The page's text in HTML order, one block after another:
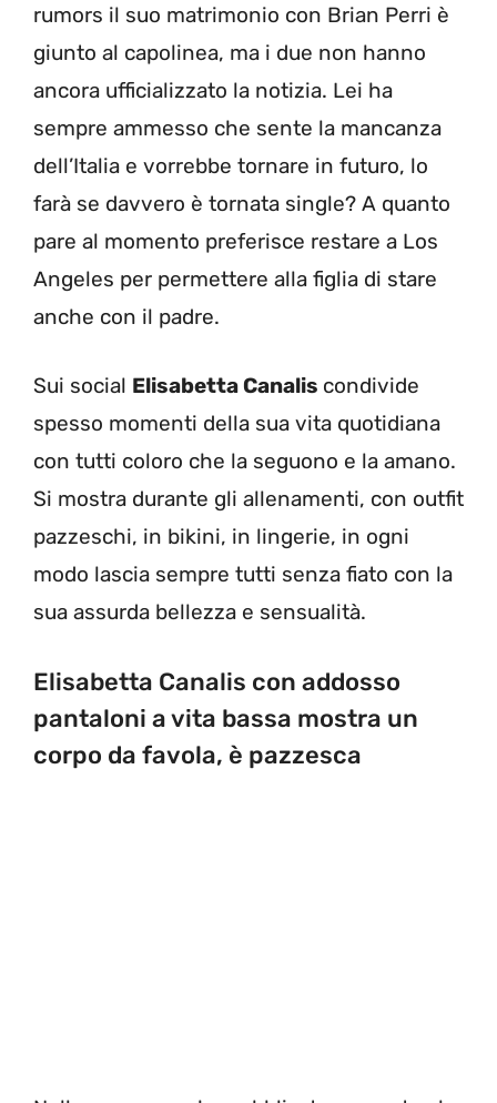
rumors il suo matrimonio con Brian Perri è
giunto al capolinea, ma i due non hanno
ancora ufficializzato la notizia. Lei ha
sempre ammesso che sente la mancanza
dell’Italia e vorrebbe tornare in futuro, lo
farà se davvero è tornata single? A quanto
pare al momento preferisce restare a Los
Angeles per permettere alla figlia di stare
anche con il padre.
Sui social Elisabetta Canalis condivide
spesso momenti della sua vita quotidiana
con tutti coloro che la seguono e la amano.
Si mostra durante gli allenamenti, con outfit
pazzeschi, in bikini, in lingerie, in ogni
modo lascia sempre tutti senza fiato con la
sua assurda bellezza e sensualità.
Elisabetta Canalis con addosso
pantaloni a vita bassa mostra un
corpo da favola, è pazzesca